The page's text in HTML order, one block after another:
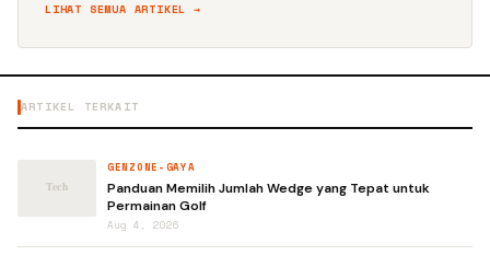
LIHAT SEMUA ARTIKEL →
ARTIKEL TERKAIT
GENZONE-GAYA
Panduan Memilih Jumlah Wedge yang Tepat untuk
Permainan Golf
Aug 4, 2026